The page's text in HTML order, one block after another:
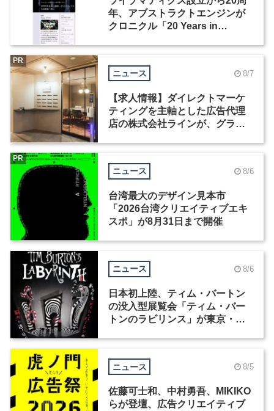
年、アブストラクトエンジンが
クロニクル「20 Years in
ニュース 8/7
【求人情報】ダイレクトマーケ
ティングを主軸とした広告代理
店の株式会社ラインが、グラフ
PR
ニュース 8/6
台湾最大のデザイン見本市
「2026台湾クリエイティブエキ
スポ」が8月31日まで開催
PR
ニュース 8/6
日本初上陸、ティム・バートン
の没入型展覧会「ティム・バー
トンのラビリンス」が東京・豊
ニュース 8/5
佐藤可士和、中村勇吾、MIKIKO
らが登壇、広告クリエイティブ